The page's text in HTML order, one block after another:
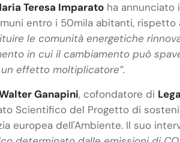
Teresa Imparato ha annunciato
entro i 50mila abitanti,
le comunità energetiche
in cui il cambiamento può
effetto moltiplicatore”.
Ganapini, cofondatore di
Scientifico del Progetto di
europea dell'Ambiente. Il suo